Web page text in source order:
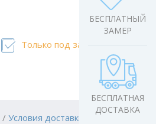
БЕСПЛАТНЫЙ
ЗАМЕР
БЕСПЛАТНАЯ
ДОСТАВКА
Только под заказ
/ Условия доставки